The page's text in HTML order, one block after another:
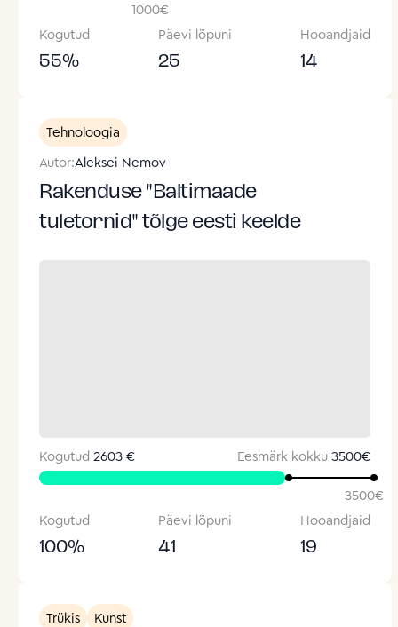
1000€
Kogutud
55%
Päevi lõpuni
25
Hooandjaid
14
Tehnoloogia
Autor:Aleksei Nemov
Rakenduse "Baltimaade
tuletornid" tõlge eesti keelde
Kogutud 2603 € Eesmärk kokku 3500€
3500€
Kogutud
100%
Päevi lõpuni
41
Hooandjaid
19
Trükis
Kunst